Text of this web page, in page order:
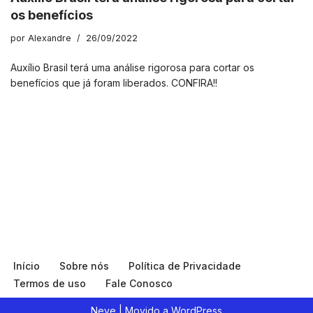
os benefícios
por Alexandre 26/09/2022
Auxílio Brasil terá uma análise rigorosa para cortar os
benefícios que já foram liberados. CONFIRA!!
Início Sobre nós
Política de Privacidade
Termos de uso
Fale Conosco
Neve | Movido a WordPress